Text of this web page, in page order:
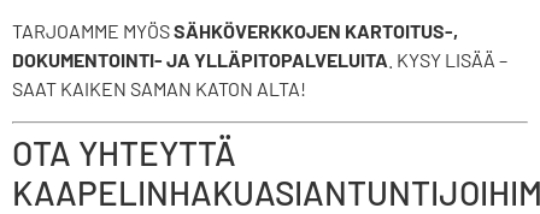
TARJOAMME MYÖSSÄHKÖVERKKOJEN KARTOITUS-,
DOKUMENTOINTI- JA YLLÄPITOPALVELUITA . KYSY LISÄÄ –
SAAT KAIKEN SAMAN KATON ALTA!
OTA YHTEYTTÄ